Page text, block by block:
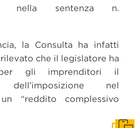
nella sentenza n.
la Consulta ha infatti
che il legislatore ha
gli imprenditori il
dell’imposizione nel
“reddito complessivo